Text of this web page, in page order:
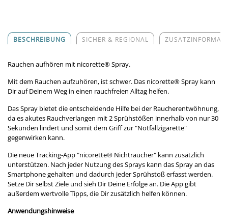
BESCHREIBUNG SICHER & REGIONAL
Rauchen aufhören mit nicorette®Spray.
Mit dem Rauchen aufzuhören, ist schwer. Das nicorette®Spray kann
Dir auf Deinem Weg in einen rauchfreien Alltag helfen.
Das Spray bietet die entscheidende Hilfe bei der Raucherentwöhnung,
da es akutes Rauchverlangen mit 2 Sprühstößen innerhalb von nur 30
Sekunden lindert und somit dem Griff zur "Notfallzigarette"
gegenwirken kann.
Die neue Tracking-App "nicorette® Nichtraucher" kann zusätzlich
unterstützen. Nach jeder Nutzung des Sprays kann das Spray an das
Smartphone gehalten und dadurch jeder Sprühstoß erfasst werden.
Setze Dir selbst Ziele und sieh Dir Deine Erfolge an. Die App gibt
außerdem wertvolle Tipps, die Dir zusätzlich helfen können.
Anwendungshinweise